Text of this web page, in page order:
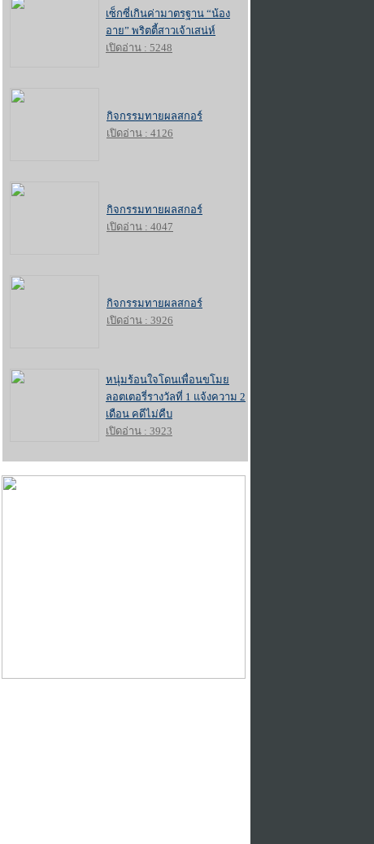
เซ็กซี่เกินค่ามาตรฐาน “น้อง
อาย” พริตตี้สาวเจ้าเสน่ห์
เปิดอ่าน : 5248
กิจกรรมทายผลสกอร์
เปิดอ่าน : 4126
กิจกรรมทายผลสกอร์
เปิดอ่าน : 4047
กิจกรรมทายผลสกอร์
เปิดอ่าน : 3926
หนุ่มร้อนใจโดนเพื่อนขโมย
ลอตเตอรี่รางวัลที่ 1 แจ้งความ 2
เดือน คดีไม่คืบ
เปิดอ่าน : 3923